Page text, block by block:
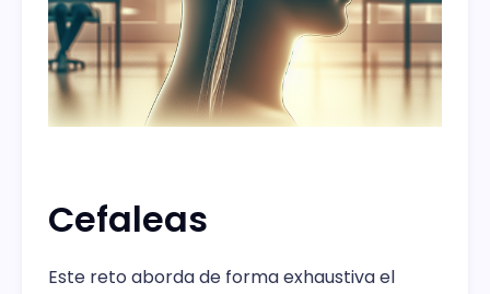
Cefaleas
Este reto aborda de forma exhaustiva el